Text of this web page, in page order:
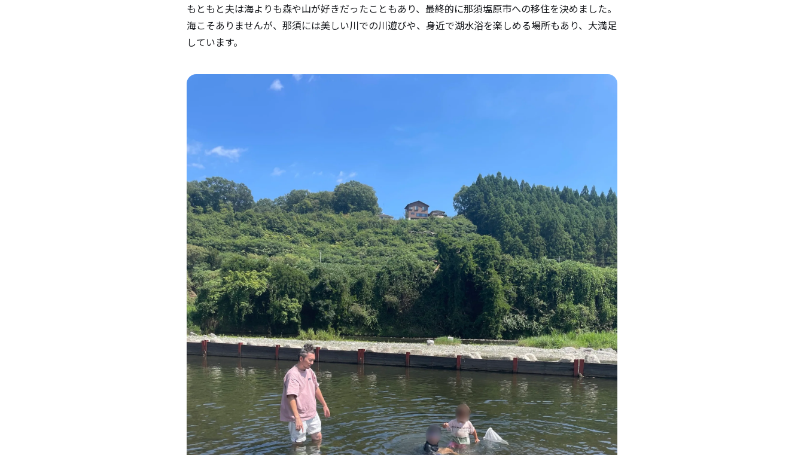
休日は、ご家族でどのように過ごすことが多いですか？
これから移住を検討している子育て世代の方々に、メッセージをお
願いします。
もともと夫は海よりも森や山が好きだったこともあり、最終的に那須塩原市への移住を決めました。
海こそありませんが、那須には美しい川での川遊びや、身近で湖水浴を楽しめる場所もあり、大満足
しています。